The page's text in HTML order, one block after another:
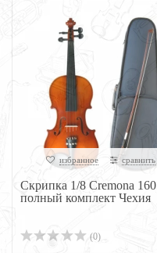
избранное сравнить
Скрипка 1/8 Cremona 160
полный комплект Чехия
(0)